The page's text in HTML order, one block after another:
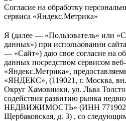
Согласие на обработку
сервиса «Яндекс.Метрика»
Я (далее — «Пользователь» или
данных») при использовании
— «Сайт») даю свое согласие на
данных посредством сервисом
«Яндекс.Метрика»,
«ЯНДЕКС», (119021, г. Москва,
Округ Хамовники, ул. Льва
содействия развитию рынка
НЕДВИЖИМОСТЬ» (ИНН
Щербаковская, д. 3) , со